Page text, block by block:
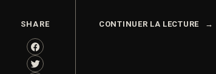
SHARE CONTINUER LA LECTURE